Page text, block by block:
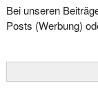
Bei unseren
Posts (Werbung)